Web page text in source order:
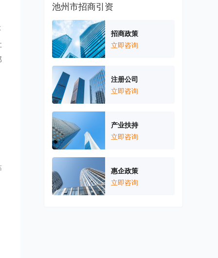
池州市招商引资
招商政策
立即咨询
注册公司
立即咨询
产业扶持
立即咨询
惠企政策
立即咨询